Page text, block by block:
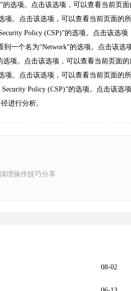
的选项。点击该选项，可以查看当前页
项。点击该选项，可以查看当前页面的所
Policy (CSP)”的选项。点击该选项
到一个名为“Network”的选项。点击该
选项。点击该选项，可以查看当前页面
项。点击该选项，可以查看当前页面的所
Policy (CSP)”的选项。点击该选
进行分析。
理操作技巧分享
08-02